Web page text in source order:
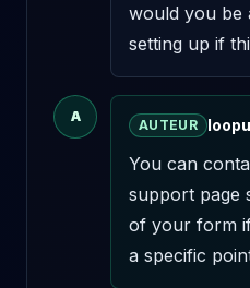
would you be
setting up if
A
AUTEUR
You can
support page
of your form
a specific